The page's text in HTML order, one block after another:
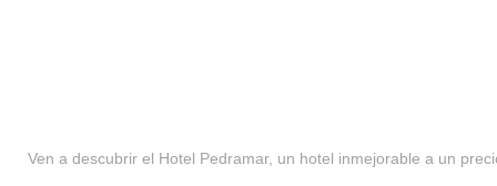
Ven a descubrir el Hotel Pedramar, un hotel inmejorable a un